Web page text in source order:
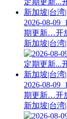
2026-08-
期更新…开
新加坡|台
2026-08-
期更新…开
新加坡|台